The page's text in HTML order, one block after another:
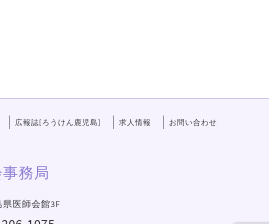
広報誌[ろうけん鹿児島] 求人情報 お問い合わせ
務局
医師会館3F